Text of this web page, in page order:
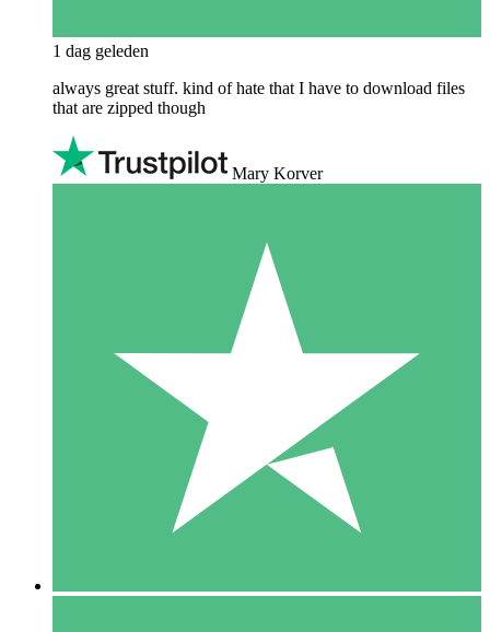
1 dag geleden
always great stuff. kind of hate that I have to download files
that are zipped though
Mary Korver